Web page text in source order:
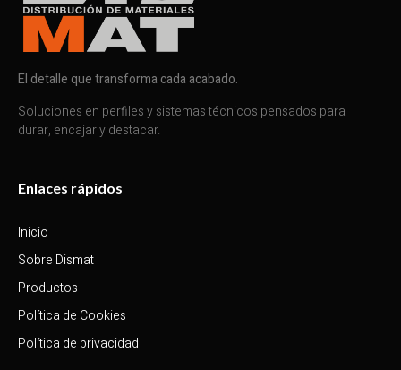
El detalle que transforma cada acabado.
Soluciones en perfiles y sistemas técnicos pensados para
durar, encajar y destacar.
Enlaces rápidos
Inicio
Sobre Dismat
Productos
Política de Cookies
Política de privacidad